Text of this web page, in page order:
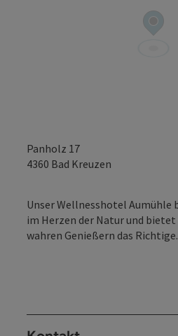
Panholz 17
4360 Bad Kreuzen
Unser Wellnesshotel Aumühle
im Herzen der Natur und
wahren Genießern das Richtige.